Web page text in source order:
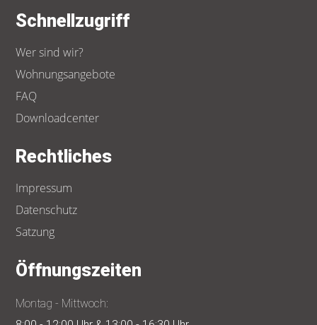
Schnellzugriff
Wer sind wir?
Wohnungsangebote
FAQ
Downloadcenter
Rechtliches
Impressum
Datenschutz
Satzung
Öffnungszeiten
Montag - Mittwoch: